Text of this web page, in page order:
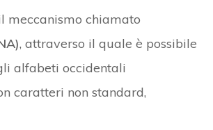
meccanismo chiamato
, attraverso il quale è possibile
alfabeti occidentali
caratteri non standard,